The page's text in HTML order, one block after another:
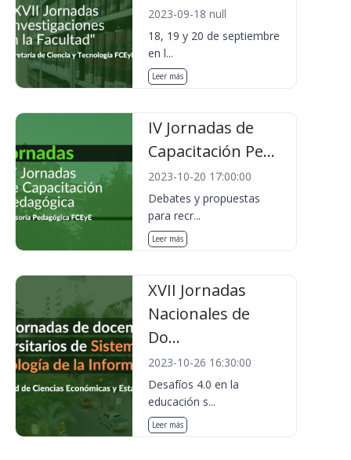
2023-09-18 null
18, 19 y 20 de septiembre
en l...
Leer más
IV Jornadas de
Capacitación Pe...
2023-10-20 17:00:00
Debates y propuestas
para recr...
Leer más
XVII Jornadas
Nacionales de
Do...
2023-10-26 16:30:00
Desafíos 4.0 en la
educación s...
Leer más